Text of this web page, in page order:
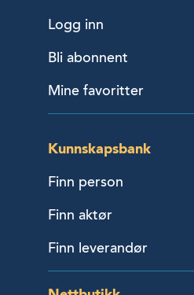
Logg inn
Bli abonnent
Mine favoritter
Kunnskapsbank
Finn person
Finn aktør
Finn leverandør